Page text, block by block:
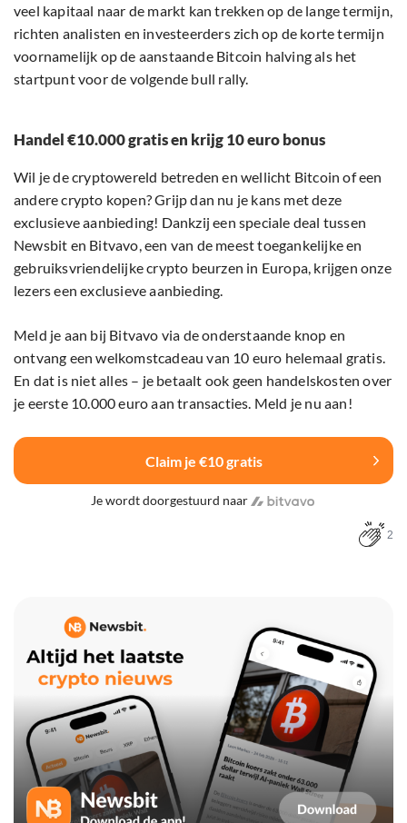
veel kapitaal naar de markt kan trekken op de lange termijn,
richten analisten en investeerders zich op de korte termijn
voornamelijk op de aanstaande Bitcoin halving als het
startpunt voor de volgende bull rally.
Handel €10.000 gratis en krijg 10 euro bonus
Wil je de cryptowereld betreden en wellicht Bitcoin of een
andere crypto kopen? Grijp dan nu je kans met deze
exclusieve aanbieding! Dankzij een speciale deal tussen
Newsbit en Bitvavo, een van de meest toegankelijke en
gebruiksvriendelijke crypto beurzen in Europa, krijgen onze
lezers een exclusieve aanbieding.
Meld je aan bij Bitvavo via de onderstaande knop en
ontvang een welkomstcadeau van 10 euro helemaal gratis.
En dat is niet alles – je betaalt ook geen handelskosten over
je eerste 10.000 euro aan transacties. Meld je nu aan!
Claim je €10 gratis
Je wordt doorgestuurd naar
2